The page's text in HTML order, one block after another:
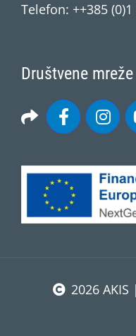
Telefon: ++385
Društvene mreže
2026